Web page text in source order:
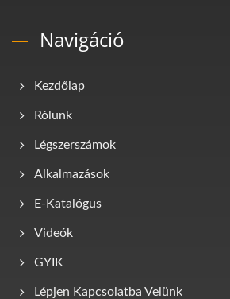
Navigáció
Kezdőlap
Rólunk
Légszerszámok
Alkalmazások
E-Katalógus
Videók
GYIK
Lépjen Kapcsolatba Velünk